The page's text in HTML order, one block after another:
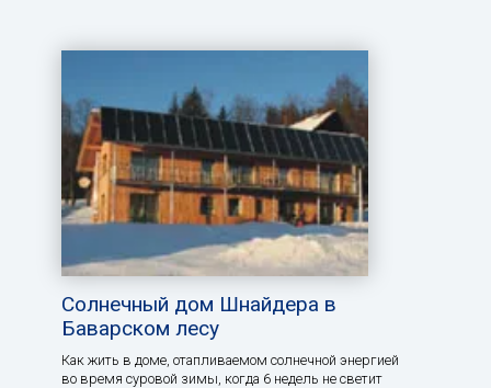
Солнечный дом Шнайдера в
Баварском лесу
Как жить в доме, отапливаемом солнечной энергией
во время суровой зимы, когда 6 недель не светит